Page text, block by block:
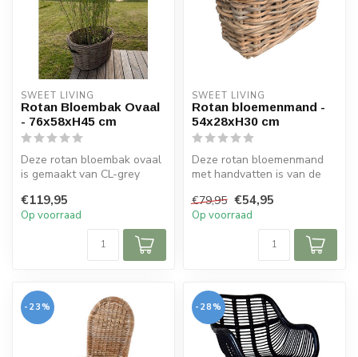
SWEET LIVING
Rotan Bloembak Ovaal
- 76x58xH45 cm
Deze rotan bloembak ovaal
is gemaakt van CL-grey
handvatt...
€119,95
Op voorraad
SWEET LIVING
Rotan bloemenmand -
54x28xH30 cm
Deze rotan bloemenmand
met handvatten is van de
riete...
€79,95 €54,95
Op voorraad
-23% -28%